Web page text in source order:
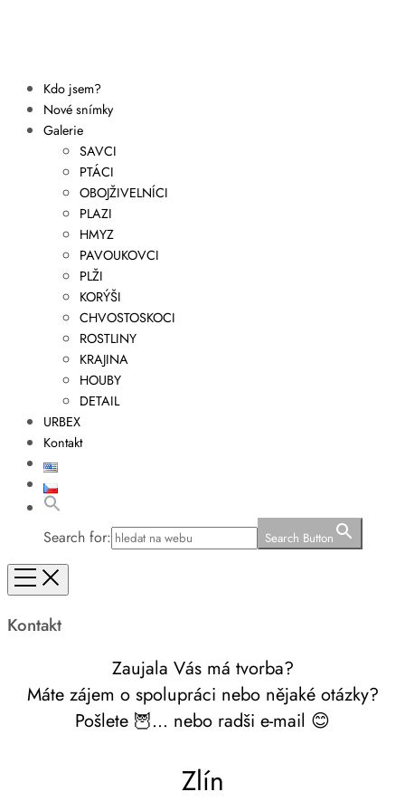
Kdo jsem?
Nové snímky
Galerie
SAVCI
PTÁCI
OBOJŽIVELNÍCI
PLAZI
HMYZ
PAVOUKOVCI
PLŽI
KORÝŠI
CHVOSTOSKOCI
ROSTLINY
KRAJINA
HOUBY
DETAIL
URBEX
Kontakt
Search for: Search Button
Kontakt
Zaujala Vás má tvorba?
Máte zájem o spolupráci nebo nějaké otázky?
Pošlete 🦉… nebo radši e-mail 😊
Zlín